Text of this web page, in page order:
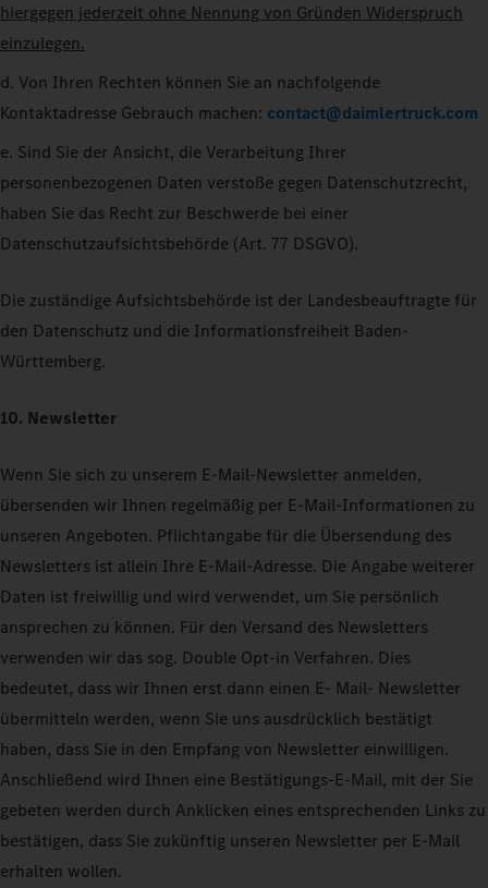
hiergegen jederzeit ohne Nennung von Gründen Widerspruch
einzulegen.
d. Von Ihren Rechten können Sie an nachfolgende
Kontaktadresse Gebrauch machen: contact@daimlertruck.com
e. Sind Sie der Ansicht, die Verarbeitung Ihrer
personenbezogenen Daten verstoße gegen Datenschutzrecht,
haben Sie das Recht zur Beschwerde bei einer
Datenschutzaufsichtsbehörde (Art. 77 DSGVO).
Die zuständige Aufsichtsbehörde ist der Landesbeauftragte für
den Datenschutz und die Informationsfreiheit Baden-
Württemberg.
10. Newsletter
Wenn Sie sich zu unserem E-Mail-Newsletter anmelden,
übersenden wir Ihnen regelmäßig per E-Mail-Informationen zu
unseren Angeboten. Pflichtangabe für die Übersendung des
Newsletters ist allein Ihre E-Mail-Adresse. Die Angabe weiterer
Daten ist freiwillig und wird verwendet, um Sie persönlich
ansprechen zu können. Für den Versand des Newsletters
verwenden wir das sog. Double Opt-in Verfahren. Dies
bedeutet, dass wir Ihnen erst dann einen E- Mail- Newsletter
übermitteln werden, wenn Sie uns ausdrücklich bestätigt
haben, dass Sie in den Empfang von Newsletter einwilligen.
Anschließend wird Ihnen eine Bestätigungs-E-Mail, mit der Sie
gebeten werden durch Anklicken eines entsprechenden Links zu
bestätigen, dass Sie zukünftig unseren Newsletter per E-Mail
erhalten wollen.